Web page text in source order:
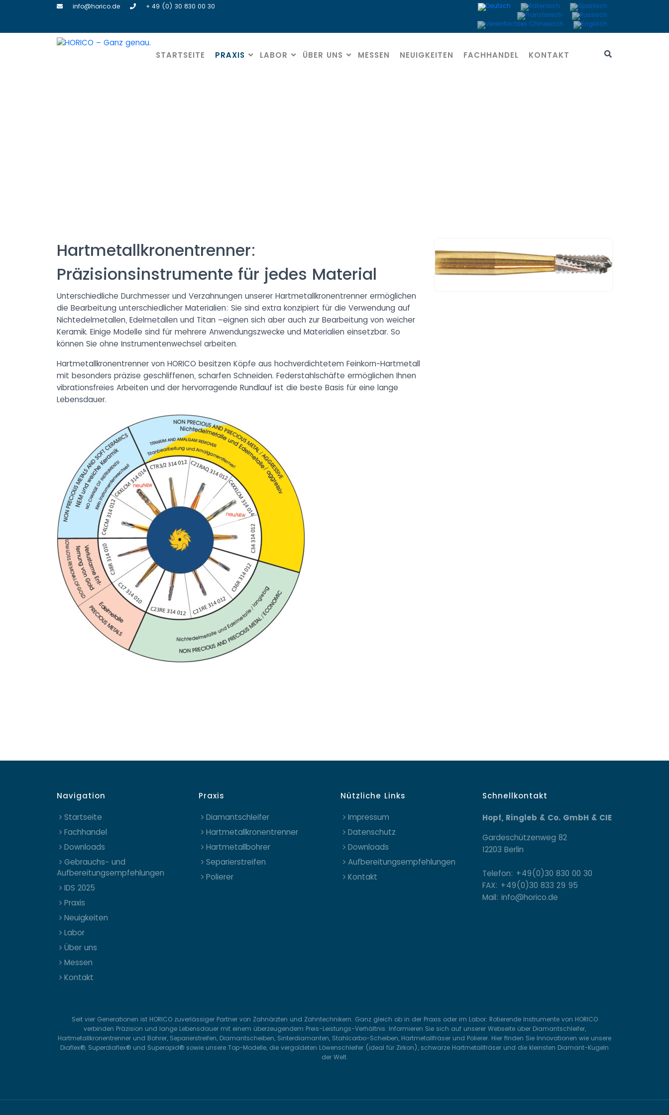
info@horico.de + 49 (0) 30 830 00 30
STARTSEITE PRAXIS LABOR ÜBER UNS MESSEN NEUIGKEITEN FACHHANDEL KONTAKT
Hartmetallkronentrenner:
Präzisionsinstrumente für jedes Material
Unterschiedliche Durchmesser und Verzahnungen unserer Hartmetallkronentrenner ermöglichen
die Bearbeitung unterschiedlicher Materialien: Sie sind extra konzipiert für die Verwendung auf
Nichtedelmetallen, Edelmetallen und Titan –eignen sich aber auch zur Bearbeitung von weicher
Keramik. Einige Modelle sind für mehrere Anwendungszwecke und Materialien einsetzbar. So
können Sie ohne Instrumentenwechsel arbeiten.
Hartmetallkronentrenner von HORICO besitzen Köpfe aus hochverdichtetem Feinkorn-Hartmetall
mit besonders präzise geschliffenen, scharfen Schneiden. Federstahlschäfte ermöglichen Ihnen
vibrationsfreies Arbeiten und der hervorragende Rundlauf ist die beste Basis für eine lange
Lebensdauer.
Navigation
Startseite
Fachhandel
Downloads
Gebrauchs- und
Aufbereitungsempfehlungen
IDS 2025
Praxis
Neuigkeiten
Labor
Über uns
Messen
Kontakt
Praxis
Diamantschleifer
Hartmetallkronentrenner
Hartmetallbohrer
Separierstreifen
Polierer
Nützliche Links
Impressum
Datenschutz
Downloads
Aufbereitungsempfehlungen
Kontakt
Schnellkontakt
Hopf, Ringleb & Co. GmbH & CIE
Gardeschützenweg 82
12203 Berlin
Telefon: +49(0)30 830 00 30
FAX: +49(0)30 833 29 95
Mail: info@horico.de
Seit vier Generationen ist HORICO zuverlässiger Partner von Zahnärzten und Zahntechnikern. Ganz gleich ob in der Praxis oder im Labor: Rotierende Instrumente von HORICO
verbinden Präzision und lange Lebensdauer mit einem überzeugendem Preis-Leistungs-Verhältnis. Informieren Sie sich auf unserer Webseite über Diamantschleifer,
Hartmetallkronentrenner und Bohrer, Separierstreifen, Diamantscheiben, Sinterdiamanten, Stahlcarbo-Scheiben, Hartmetallfräser und Polierer. Hier finden Sie Innovationen wie unsere
Diaflex®, Superdiaflex® und Superapid® sowie unsere Top-Modelle, die vergoldeten Löwenschleifer (ideal für Zirkon), schwarze Hartmetallfräser und die kleinsten Diamant-Kugeln
der Welt.